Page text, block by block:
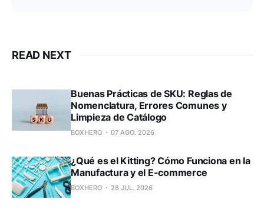
READ NEXT
Buenas Prácticas de SKU: Reglas de
Nomenclatura, Errores Comunes y
Limpieza de Catálogo
BOXHERO 07 AGO. 2026
¿Qué es el Kitting? Cómo Funciona en la
Manufactura y el E-commerce
BOXHERO 28 JUL. 2026